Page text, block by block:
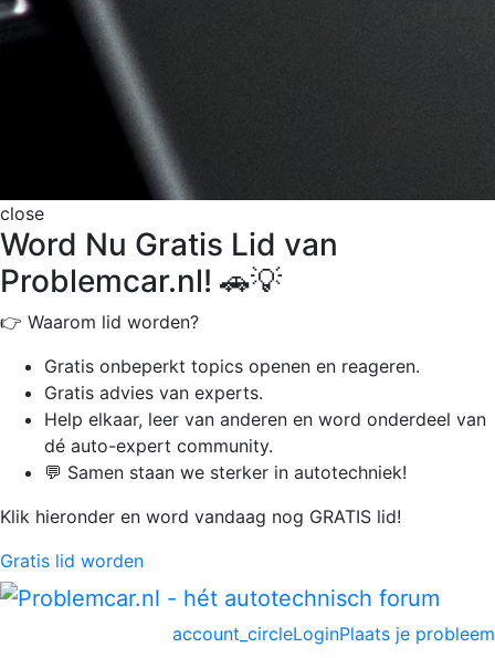
close
Word Nu Gratis Lid van
Problemcar.nl! 🚗💡
👉 Waarom lid worden?
Gratis onbeperkt topics openen en reageren.
Gratis advies van experts.
Help elkaar, leer van anderen en word onderdeel van
dé auto-expert community.
💬 Samen staan we sterker in autotechniek!
Klik hieronder en word vandaag nog GRATIS lid!
Gratis lid worden
Plaats je probleem
account_circleLogin